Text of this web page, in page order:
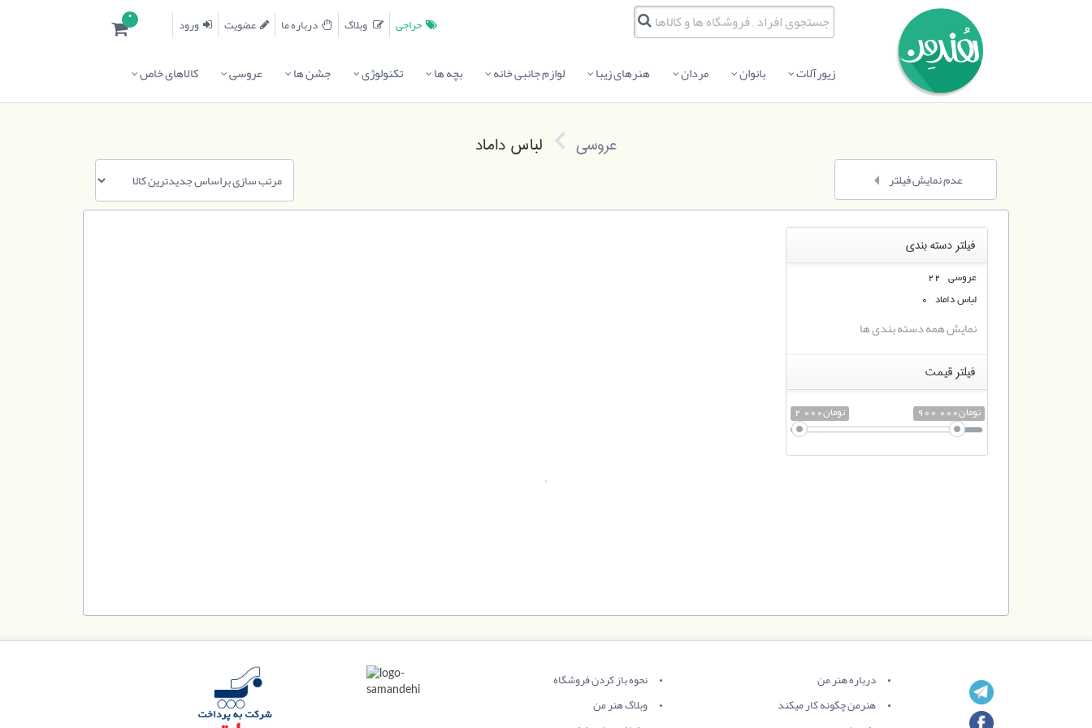
0 ورود عضویت درباره ما حراجی
زیورآلات بانوان مردان هنرهای زیبا لوازم جانبی خانه بچه ها تکنولوژی جشن ها عروسی کالاهای خاص
عروسی لباس داماد
عدم نمایش فیلتر
فیلتر دسته بندی
عروسی 22
لباس داماد 0
نمایش همه دسته بندی ها
فیلتر قیمت
2 000تومان 900 000تومان
درباره هنر من
هنرمن چگونه کار میکند
نحوه باز کردن فروشگاه
وبلاگ هنر من